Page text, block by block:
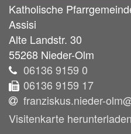
Katholische
Assisi
Alte Landstr. 30
55268 Nieder-Olm
06136 9159 0
06136 9159 17
franziskus.nieder-
Visitenkarte herunterladen